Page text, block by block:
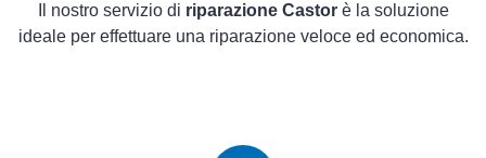
Il nostro servizio di riparazione Castor è la soluzione
ideale per effettuare una riparazione veloce ed economica.